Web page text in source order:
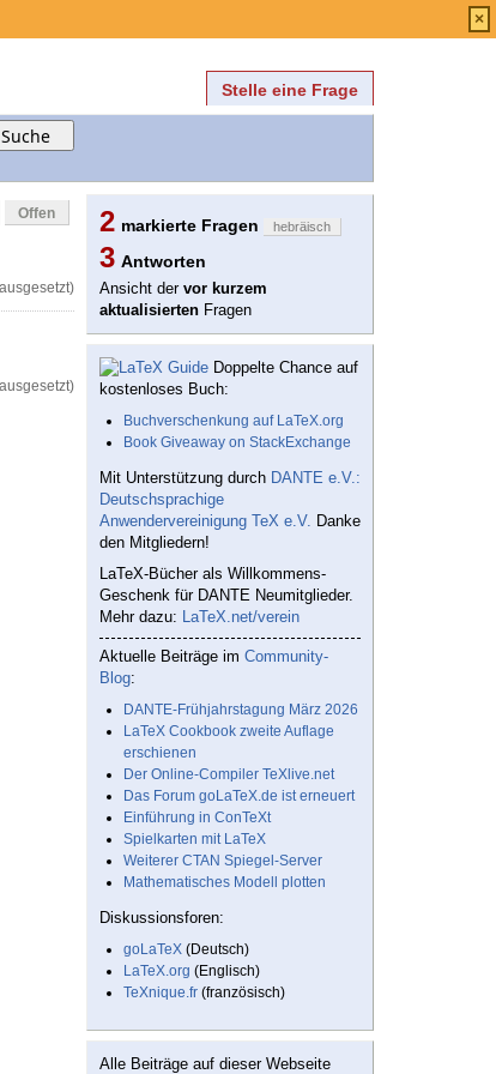
Stelle eine Frage
Offen 2 markierte Fragen hebräisch
3 Antworten
Ansicht der vor kurzem
aktualisierten Fragen
Doppelte Chance auf
kostenloses Buch:
Buchverschenkung auf LaTeX.org
Book Giveaway on StackExchange
Mit Unterstützung durch DANTE e.V.:
Deutschsprachige
Anwendervereinigung TeX e.V. Danke
den Mitgliedern!
LaTeX-Bücher als Willkommens-
Geschenk für DANTE Neumitglieder.
Mehr dazu: LaTeX.net/verein
Aktuelle Beiträge im Community-
Blog:
DANTE-Frühjahrstagung März 2026
LaTeX Cookbook zweite Auflage
erschienen
Der Online-Compiler TeXlive.net
Das Forum goLaTeX.de ist erneuert
Einführung in ConTeXt
Spielkarten mit LaTeX
Weiterer CTAN Spiegel-Server
Mathematisches Modell plotten
Diskussionsforen:
goLaTeX (Deutsch)
LaTeX.org (Englisch)
TeXnique.fr (französisch)
Alle Beiträge auf dieser Webseite
×